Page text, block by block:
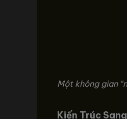
Một không gian
Kiến Trúc